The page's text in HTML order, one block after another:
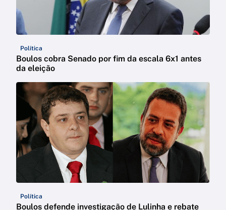
Política
Boulos cobra Senado por fim da escala 6x1 antes
da eleição
Política
Boulos defende investigação de Lulinha e rebate